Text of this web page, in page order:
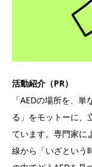
活動紹介（PR）
「AEDの場所を、
る」をモットーに、
ています。専門家に
線から「いざという